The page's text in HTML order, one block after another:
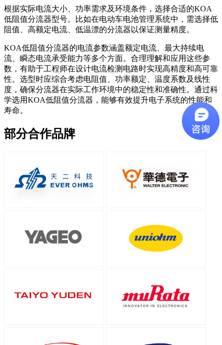
根据实际电流大小、功率需求及环境条件，选择合适的KOA
低阻值分流器型号。比如在电动车电池管理系统中，需选择低
阻值、高额定电流、低温漂的分流器以保证测量精度。
KOA低阻值分流器的电流参数涵盖额定电流、最大持续电
流、瞬态电流承受能力等多个方面。合理理解和应用这些参
数，有助于工程师在设计电流检测电路时实现高精度和高可靠
性。选型时应综合考虑电阻值、功率额定、温度系数及线性
度，确保分流器在实际工作环境中的稳定性和准确性。通过科
学选用KOA低阻值分流器，能够有效提升电子系统的性能和
寿命。
部分合作品牌